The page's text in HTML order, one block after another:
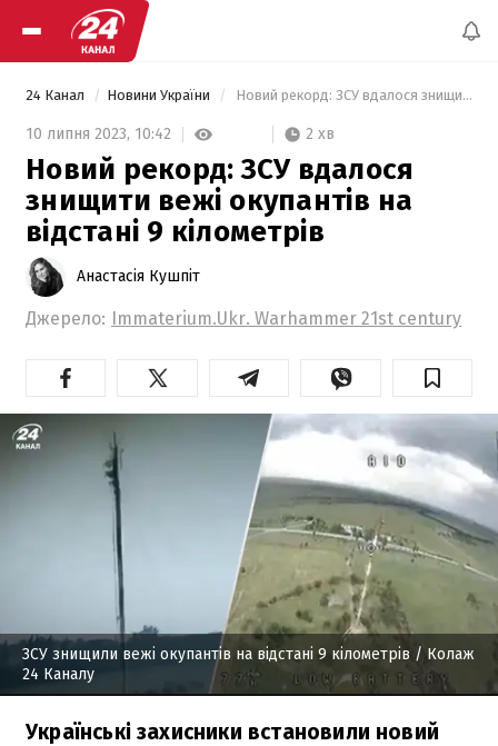
24 Канал Новини України Новий рекорд: ЗСУ вдалося знищити вежі окупантів на відстані 9 кілометрів
10 липня 2023, 10:42 2 хв
Новий рекорд: ЗСУ вдалося
знищити вежі окупантів на
відстані 9 кілометрів
Анастасія Кушпіт
Джерело: Immaterium.Ukr. Warhammer 21st century
ЗСУ знищили вежі окупантів на відстані 9 кілометрів / Колаж
24 Каналу
Українські захисники встановили новий